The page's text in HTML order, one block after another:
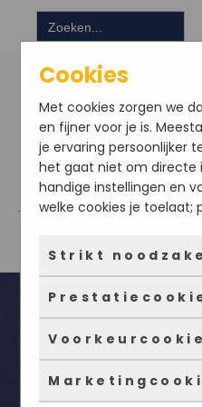
Zoek
naar:
Download
72 uur water
Cookies
Met cookies zorgen we
en fijner voor je is.
je ervaring persoonlijker
het gaat niet om directe
handige instellingen en
welke cookies je toelaat;
Strikt
Deze cookies zorgen
überhaupt werkt. Ze
kunnen niet worden
ze alleen geplaatst als
inloggen, een formulier
Met deze cookies zien
bezocht wordt, waar
komen en welke
Deze cookies